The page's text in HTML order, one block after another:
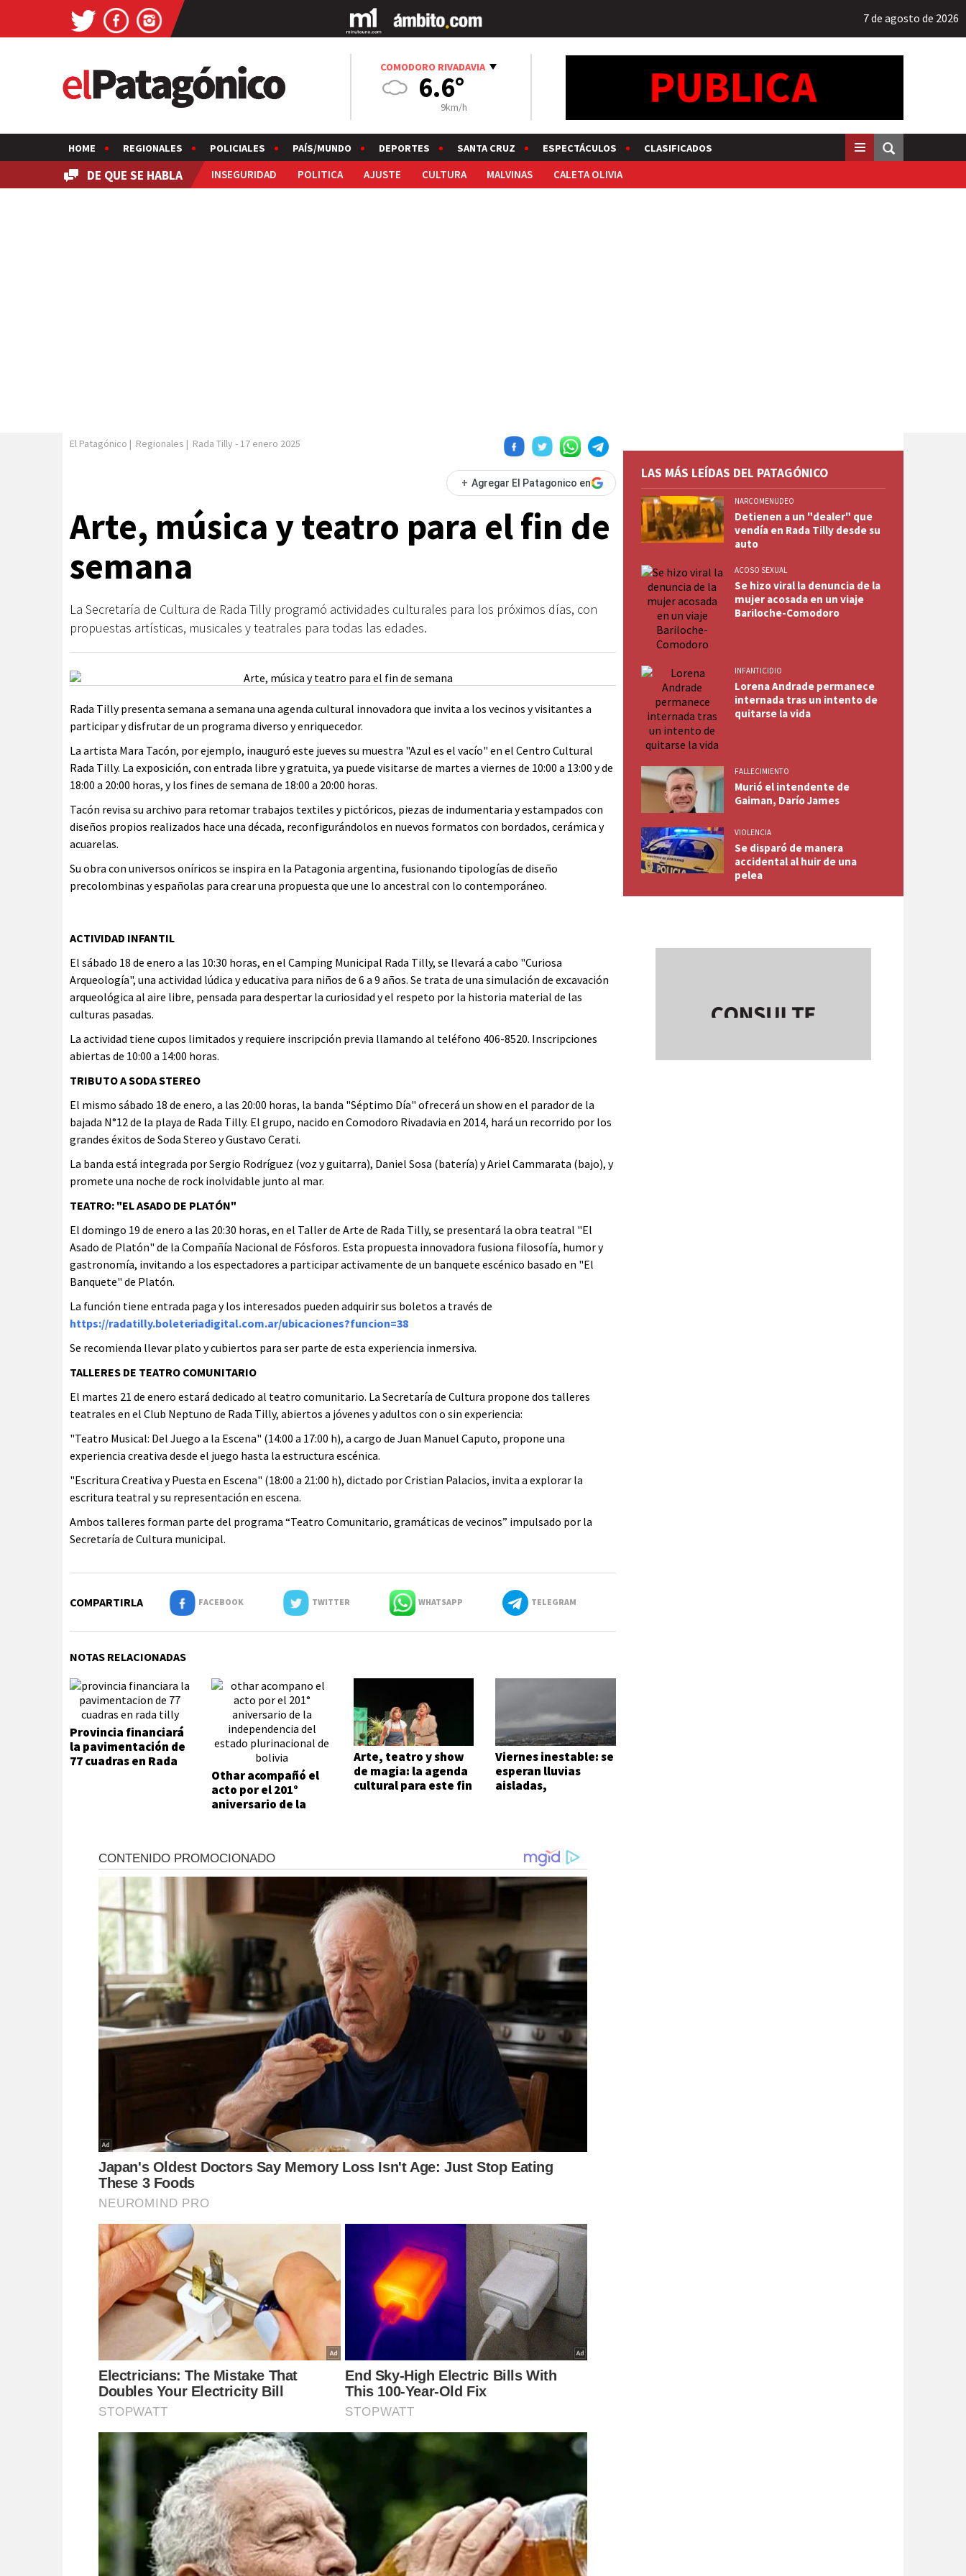
7 de agosto de 2026
COMODORO RIVADAVIA
6.6°
9km/h
HOME REGIONALES POLICIALES PAÍS/MUNDO DEPORTES SANTA CRUZ ESPECTÁCULOS CLASIFICADOS
DE QUE SE HABLA INSEGURIDAD POLITICA AJUSTE CULTURA MALVINAS CALETA OLIVIA
El Patagónico | Regionales | Rada Tilly - 17 enero 2025
+ Agregar El Patagonico en
Arte, música y teatro para el fin de
semana
La Secretaría de Cultura de Rada Tilly programó actividades culturales para los próximos días, con
propuestas artísticas, musicales y teatrales para todas las edades.
Rada Tilly presenta semana a semana una agenda cultural innovadora que invita a los vecinos y visitantes a
participar y disfrutar de un programa diverso y enriquecedor.
La artista Mara Tacón, por ejemplo, inauguró este jueves su muestra "Azul es el vacío" en el Centro Cultural
Rada Tilly. La exposición, con entrada libre y gratuita, ya puede visitarse de martes a viernes de 10:00 a 13:00 y de
18:00 a 20:00 horas, y los fines de semana de 18:00 a 20:00 horas.
Tacón revisa su archivo para retomar trabajos textiles y pictóricos, piezas de indumentaria y estampados con
diseños propios realizados hace una década, reconfigurándolos en nuevos formatos con bordados, cerámica y
acuarelas.
Su obra con universos oníricos se inspira en la Patagonia argentina, fusionando tipologías de diseño
precolombinas y españolas para crear una propuesta que une lo ancestral con lo contemporáneo.
ACTIVIDAD INFANTIL
El sábado 18 de enero a las 10:30 horas, en el Camping Municipal Rada Tilly, se llevará a cabo "Curiosa
Arqueología", una actividad lúdica y educativa para niños de 6 a 9 años. Se trata de una simulación de excavación
arqueológica al aire libre, pensada para despertar la curiosidad y el respeto por la historia material de las
culturas pasadas.
La actividad tiene cupos limitados y requiere inscripción previa llamando al teléfono 406-8520. Inscripciones
abiertas de 10:00 a 14:00 horas.
TRIBUTO A SODA STEREO
El mismo sábado 18 de enero, a las 20:00 horas, la banda "Séptimo Día" ofrecerá un show en el parador de la
bajada N°12 de la playa de Rada Tilly. El grupo, nacido en Comodoro Rivadavia en 2014, hará un recorrido por los
grandes éxitos de Soda Stereo y Gustavo Cerati.
La banda está integrada por Sergio Rodríguez (voz y guitarra), Daniel Sosa (batería) y Ariel Cammarata (bajo), y
promete una noche de rock inolvidable junto al mar.
TEATRO: "EL ASADO DE PLATÓN"
El domingo 19 de enero a las 20:30 horas, en el Taller de Arte de Rada Tilly, se presentará la obra teatral "El
Asado de Platón" de la Compañía Nacional de Fósforos. Esta propuesta innovadora fusiona filosofía, humor y
gastronomía, invitando a los espectadores a participar activamente de un banquete escénico basado en "El
Banquete" de Platón.
La función tiene entrada paga y los interesados pueden adquirir sus boletos a través de
https://radatilly.boleteriadigital.com.ar/ubicaciones?funcion=38
Se recomienda llevar plato y cubiertos para ser parte de esta experiencia inmersiva.
TALLERES DE TEATRO COMUNITARIO
El martes 21 de enero estará dedicado al teatro comunitario. La Secretaría de Cultura propone dos talleres
teatrales en el Club Neptuno de Rada Tilly, abiertos a jóvenes y adultos con o sin experiencia:
"Teatro Musical: Del Juego a la Escena" (14:00 a 17:00 h), a cargo de Juan Manuel Caputo, propone una
experiencia creativa desde el juego hasta la estructura escénica.
"Escritura Creativa y Puesta en Escena" (18:00 a 21:00 h), dictado por Cristian Palacios, invita a explorar la
escritura teatral y su representación en escena.
Ambos talleres forman parte del programa “Teatro Comunitario, gramáticas de vecinos” impulsado por la
Secretaría de Cultura municipal.
COMPARTIRLA FACEBOOK TWITTER WHATSAPP TELEGRAM
NOTAS RELACIONADAS
Provincia financiará
la pavimentación de
77 cuadras en Rada
Othar acompañó el
acto por el 201°
aniversario de la
Arte, teatro y show
de magia: la agenda
cultural para este fin
Viernes inestable: se
esperan lluvias
aisladas,
LAS MÁS LEÍDAS DEL PATAGÓNICO
NARCOMENUDEO
Detienen a un "dealer" que
vendía en Rada Tilly desde su
auto
ACOSO SEXUAL
Se hizo viral la denuncia de la
mujer acosada en un viaje
Bariloche-Comodoro
INFANTICIDIO
Lorena Andrade permanece
internada tras un intento de
quitarse la vida
FALLECIMIENTO
Murió el intendente de
Gaiman, Darío James
VIOLENCIA
Se disparó de manera
accidental al huir de una
pelea